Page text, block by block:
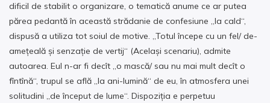
dificil de stabilit o organizare, o tematică anume ce ar putea
părea pedantă în această strădanie de confesiune „la cald“,
dispusă a utiliza tot soiul de motive. „Totul începe cu un fel/ de-
amețeală și senzație de vertij“ (Același scenariu), admite
autoarea. Eul n-ar fi decît „o mască/ sau nu mai mult decît o
fîntînă“, trupul se află „la ani-lumină“ de eu, în atmosfera unei
solitudini „de început de lume“. Dispoziția e perpetuu